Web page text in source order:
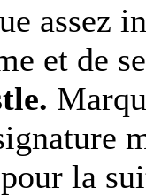
assez
et de
la